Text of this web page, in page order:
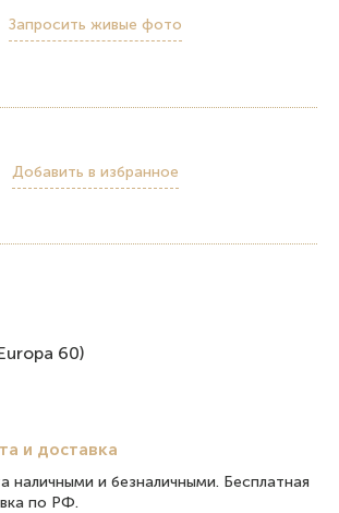
Запросить живые фото
Добавить в избранное
60)
и доставка
наличными и безналичными. Бесплатная
по РФ.